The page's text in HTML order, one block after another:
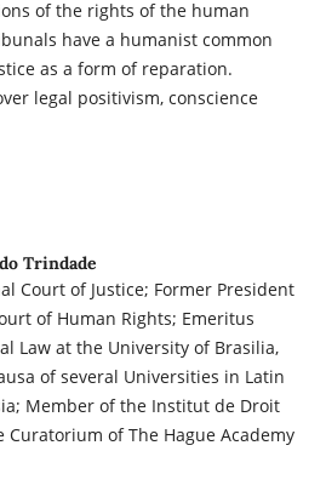
of the rights of the human
have a humanist common
as a form of reparation.
legal positivism, conscience
Trindade
Court of Justice; Former President
of Human Rights; Emeritus
Law at the University of Brasilia,
of several Universities in Latin
Member of the Institut de Droit
of The Hague Academy